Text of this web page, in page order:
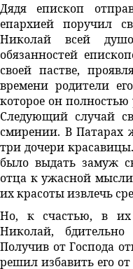
Дядя епископ
епархией поручил
Николай всей
обязанностей
своей пастве,
времени родители
которое он
Следующий случай
смирении. В Патарах
три дочери
было выдать замуж
отца к ужасной мысли
их красоты извлечь
Но, к счастью, в их
Николай,
Получив от Господа
решил избавить его